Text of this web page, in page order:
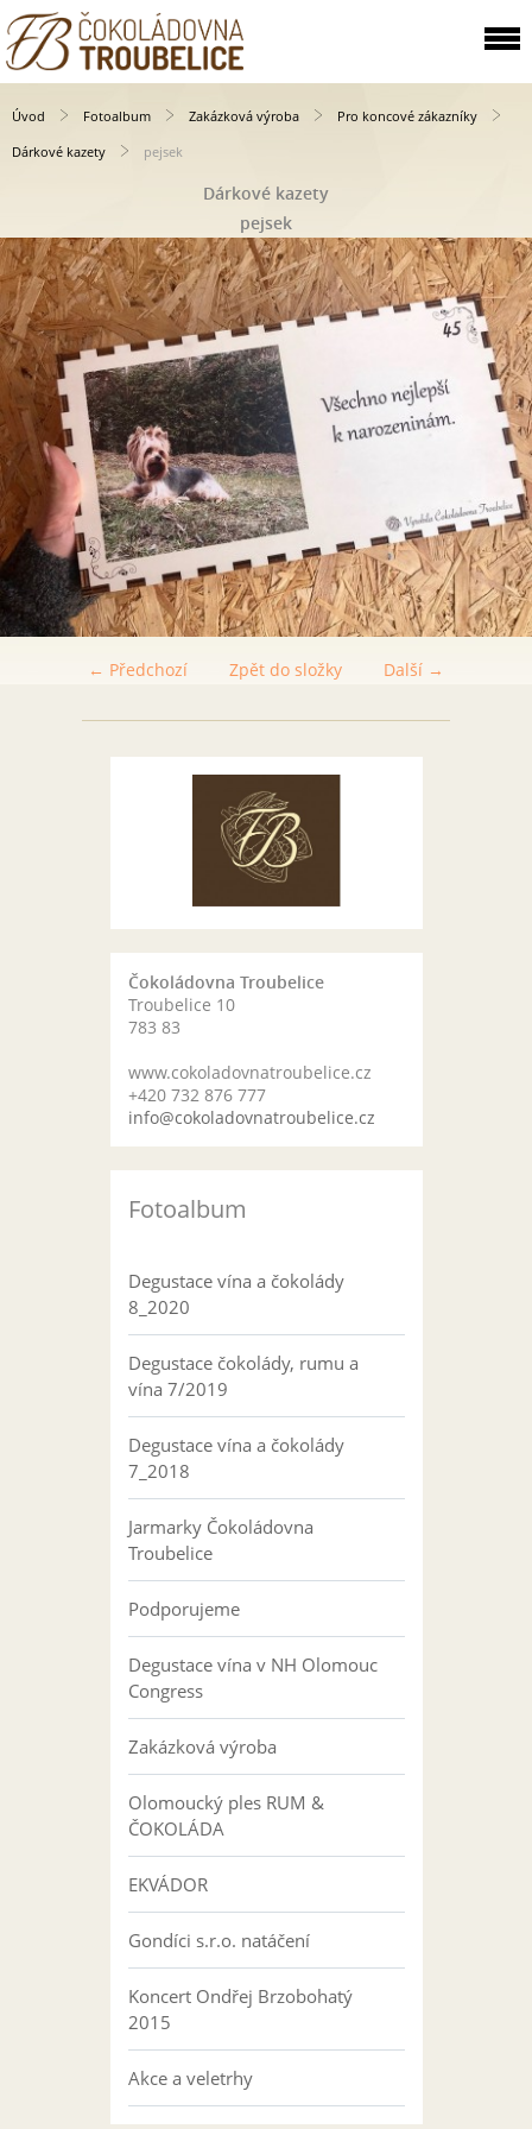
Úvod Fotoalbum Zakázková výroba
Pro koncové zákazníky
Dárkové kazety
pejsek
Dárkové kazety
pejsek
← Předchozí Další →
Zpět do složky
Čokoládovna Troubelice
Troubelice 10
783 83
www.cokoladovnatroubelice.cz
+420 732 876 777
info@cokoladovnatroubelice.cz
Fotoalbum
Degustace vína a čokolády
8_2020
Degustace čokolády, rumu a
vína 7/2019
Degustace vína a čokolády
7_2018
Jarmarky Čokoládovna
Troubelice
Podporujeme
Degustace vína v NH Olomouc
Congress
Zakázková výroba
Olomoucký ples RUM &
ČOKOLÁDA
EKVÁDOR
Gondíci s.r.o. natáčení
Koncert Ondřej Brzobohatý
2015
Akce a veletrhy